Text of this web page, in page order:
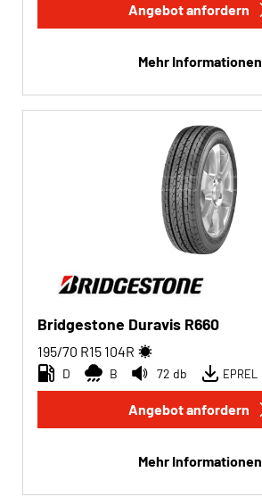
Angebot anfordern
Mehr Informationen
Bridgestone Duravis R660
195/70 R15 104R
D B 72 db EPREL
Angebot anfordern
Mehr Informationen